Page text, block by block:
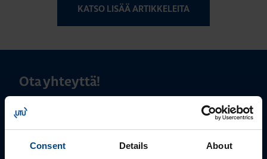
Consent Details About
KATSO LISÄÄ ARTIKKELEITA
Ota yhteyttä!
Autamme mielellämme, jotta löydämme sinulle
parhaan ratkaisun. Otathan yhteyttä puhelimitse,
sähköpostitse tai verkkolomakkeen kautta.